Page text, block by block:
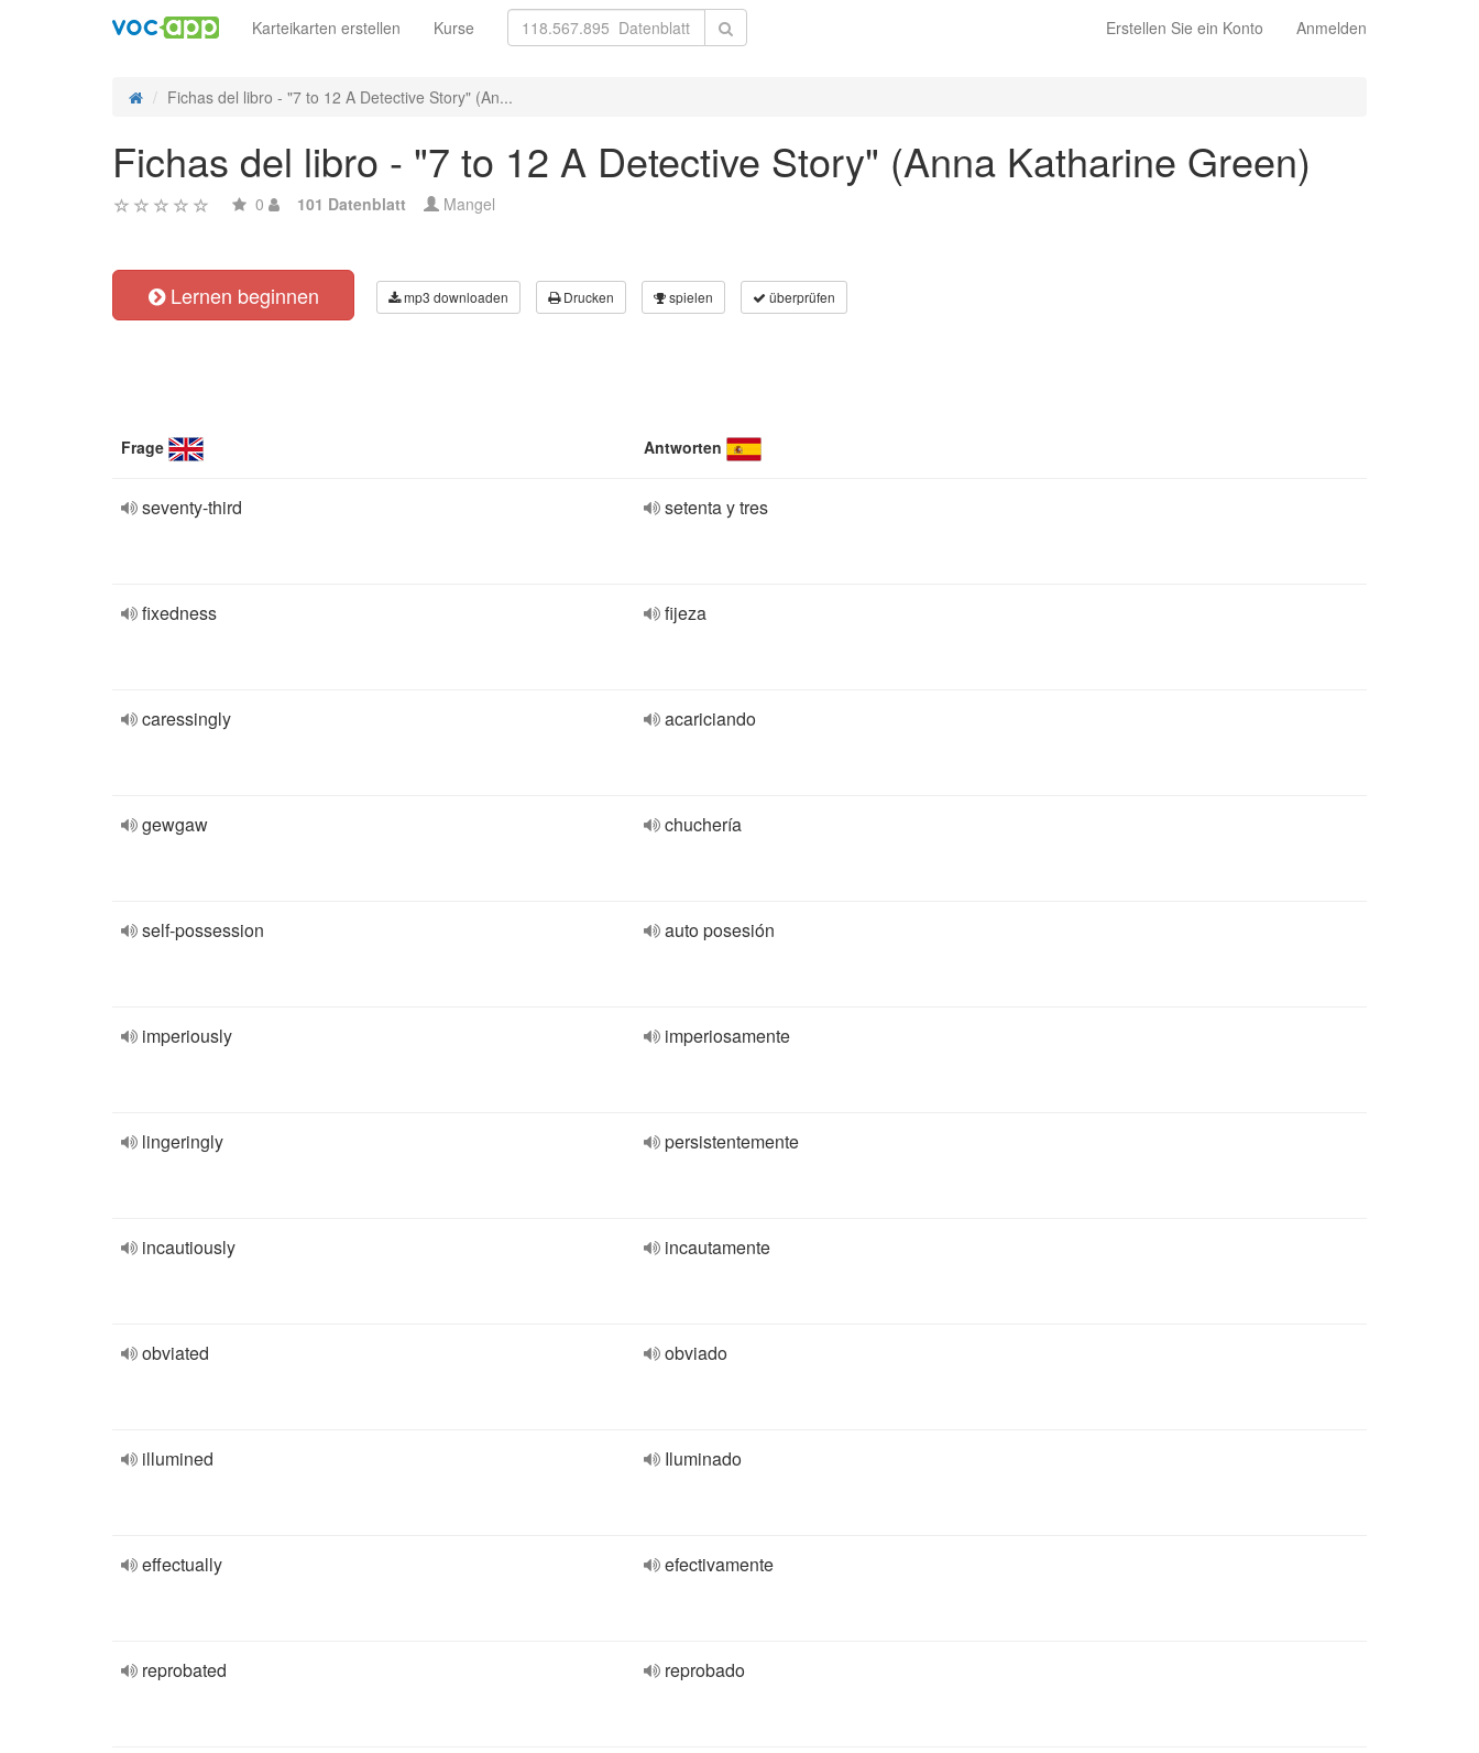
Erstellen Sie ein Konto Anmelden
Karteikarten erstellen Kurse
Fichas del libro - "7 to 12 A Detective Story" (An...
Fichas del libro - "7 to 12 A Detective Story" (Anna Katharine Green)
0 101 Datenblatt Mangel
Lernen beginnen mp3 downloaden Drucken spielen überprüfen
Frage Antworten
seventy-third setenta y tres
fixedness fijeza
caressingly acariciando
gewgaw chuchería
self-possession auto posesión
imperiously imperiosamente
lingeringly persistentemente
incautiously incautamente
obviated obviado
illumined Iluminado
effectually efectivamente
reprobated reprobado